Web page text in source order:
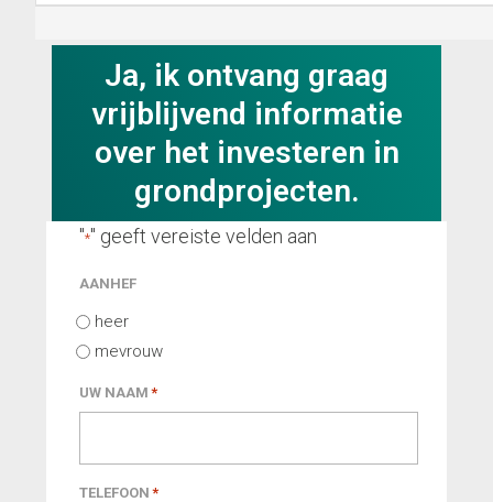
Ja, ik ontvang graag
vrijblijvend informatie
over het investeren in
grondprojecten.
"*" geeft vereiste velden aan
AANHEF
heer
mevrouw
UW NAAM *
TELEFOON *